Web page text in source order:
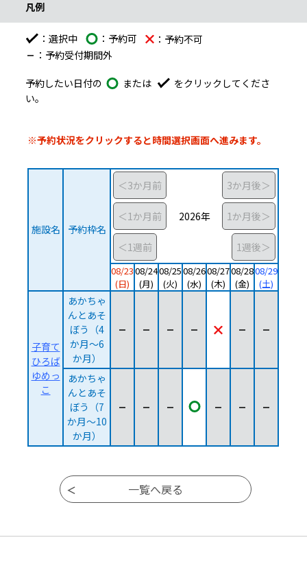
凡例
：選択中 ：予約可
：予約不可
：予約受付期間外
予約したい日付の または
をクリックしてくださ
い。
施設と日付の予約表です。縦が施設、横が日付となっていて、
予約カレンダー
※予約状況をクリックすると時間選択画面へ進みます。
施設名 予約枠名
2026年
08/23
(日)
08/24
(月)
08/25
(火)
08/26
(水)
08/27
(木)
08/28
(金)
08/29
(土)
子育て
ひろば
ゆめっ
こ
あかちゃ
んとあそ
ぼう（4
か月～6
か月）
あかちゃ
んとあそ
ぼう（7
か月～10
か月）
あかちゃんとあそぼう（7か